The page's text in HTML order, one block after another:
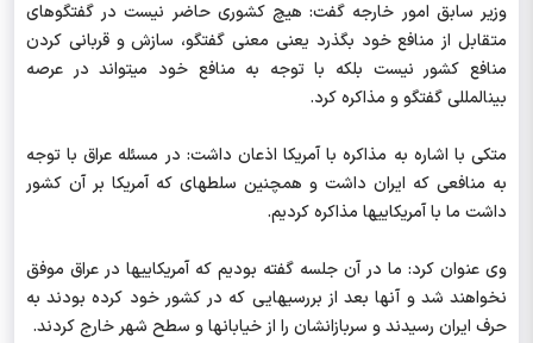
وزیر سابق امور خارجه گفت: هیچ کشوری حاضر نیست در گفتگوهای
متقابل از منافع خود بگذرد یعنی معنی گفتگو، سازش و قربانی کردن
منافع کشور نیست بلکه با توجه به منافع خود می‎تواند در عرصه
بین‎المللی گفتگو و مذاکره کرد.
متکی با اشاره به مذاکره با آمریکا اذعان داشت: در مسئله عراق با توجه
به منافعی که ایران داشت و همچنین سلطه‎ای که آمریکا بر آن کشور
داشت ما با آمریکایی‎ها مذاکره کردیم.
وی عنوان کرد: ما در آن جلسه گفته بودیم که آمریکایی‎ها در عراق موفق
نخواهند شد و آنها بعد از بررسی‎هایی که در کشور خود کرده بودند به
حرف ایران رسیدند و سربازانشان را از خیابان‎ها و سطح شهر خارج کردند.